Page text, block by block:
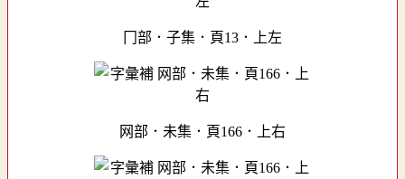
冂部．子集．頁13．上左
网部．未集．頁166．上右